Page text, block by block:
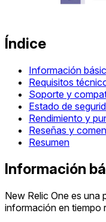
Índice
Información
Requisitos
Soporte y
Estado de
Rendimiento y
Reseñas y
Resumen
Información
New Relic One es una
información en tiempo